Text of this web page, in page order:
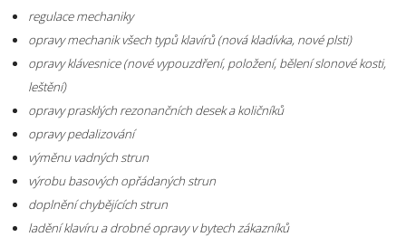
regulace mechaniky
opravy mechanik všech typů klavírů (nová kladívka, nové plsti)
opravy klávesnice (nové vypouzdření, položení, bělení slonové kosti,
leštění)
opravy prasklých rezonančních desek a količníků
opravy pedalizování
výměnu vadných strun
výrobu basových opřádaných strun
doplnění chybějících strun
ladění klavíru a drobné opravy v bytech zákazníků